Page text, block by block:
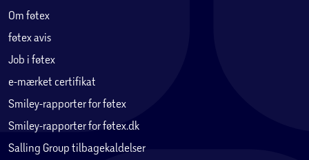
Om føtex
føtex avis
Job i føtex
e-mærket certifikat
Smiley-rapporter for føtex
Smiley-rapporter for føtex.dk
Salling Group tilbagekaldelser